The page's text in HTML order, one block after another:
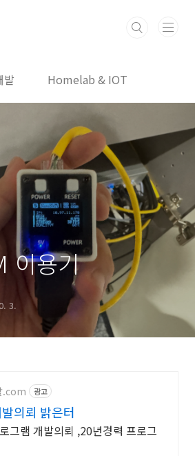
발 Homelab & IOT
이용기
3.
.com 광고
의뢰 밝은터
그램 개발의뢰 ,20년경력 프로그